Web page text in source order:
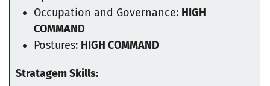
Occupation and Governance: HIGH
COMMAND
Postures: HIGH COMMAND
Stratagem Skills: